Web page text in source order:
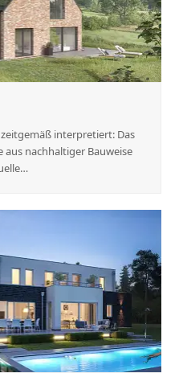
interpretiert: Das
aus nachhaltiger Bauweise